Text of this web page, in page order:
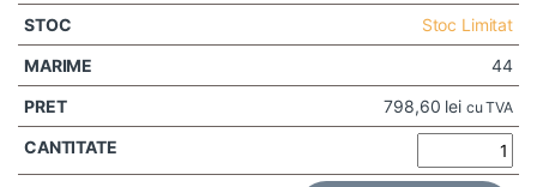
Stoc Limitat
44
798,60 lei cu TVA